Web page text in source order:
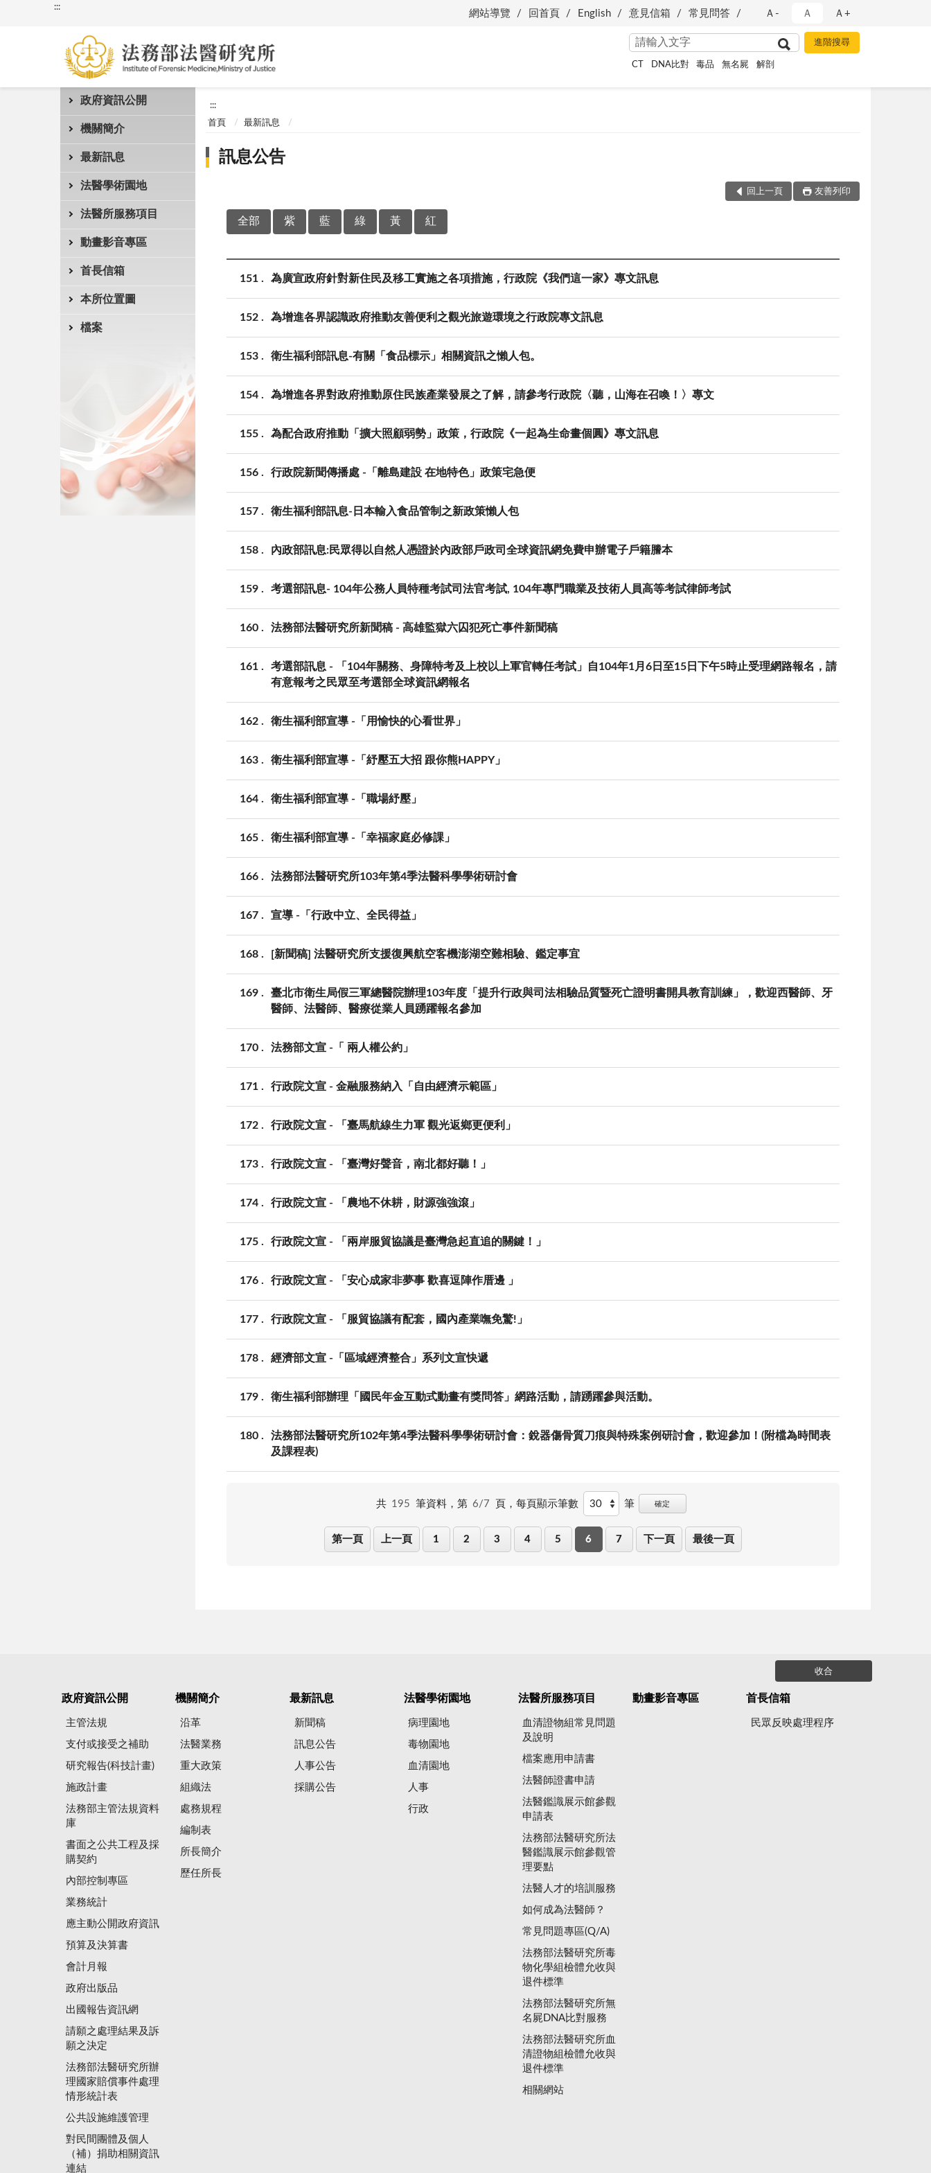
:::
網站導覽 回首頁 English 意見信箱 常見問答 Ａ- Ａ Ａ+
CT DNA比對 毒品 無名屍 解剖
政府資訊公開
機關簡介
最新訊息
法醫學術園地
法醫所服務項目
動畫影音專區
首長信箱
本所位置圖
檔案
:::
首頁 最新訊息
訊息公告
回上一頁 友善列印
全部 紫 藍 綠 黃 紅
151 為廣宣政府針對新住民及移工實施之各項措施，行政院《我們這一家》專文訊息
152 為增進各界認識政府推動友善便利之觀光旅遊環境之行政院專文訊息
153 衛生福利部訊息-有關「食品標示」相關資訊之懶人包。
154 為增進各界對政府推動原住民族產業發展之了解，請參考行政院〈聽，山海在召喚！〉專文
155 為配合政府推動「擴大照顧弱勢」政策，行政院《一起為生命畫個圓》專文訊息
156 行政院新聞傳播處 -「離島建設 在地特色」政策宅急便
157 衛生福利部訊息-日本輸入食品管制之新政策懶人包
158 內政部訊息:民眾得以自然人憑證於內政部戶政司全球資訊網免費申辦電子戶籍謄本
159 考選部訊息- 104年公務人員特種考試司法官考試, 104年專門職業及技術人員高等考試律師考試
160 法務部法醫研究所新聞稿 - 高雄監獄六囚犯死亡事件新聞稿
161
考選部訊息 - 「104年關務、身障特考及上校以上軍官轉任考試」自104年1月6日至15日下午5時止受理網路報名，請
有意報考之民眾至考選部全球資訊網報名
162 衛生福利部宣導 -「用愉快的心看世界」
163 衛生福利部宣導 -「紓壓五大招 跟你熊HAPPY」
164 衛生福利部宣導 -「職場紓壓」
165 衛生福利部宣導 -「幸福家庭必修課」
166 法務部法醫研究所103年第4季法醫科學學術研討會
167 宣導 -「行政中立、全民得益」
168 [新聞稿] 法醫研究所支援復興航空客機澎湖空難相驗、鑑定事宜
169
臺北市衛生局假三軍總醫院辦理103年度「提升行政與司法相驗品質暨死亡證明書開具教育訓練」，歡迎西醫師、牙
醫師、法醫師、醫療從業人員踴躍報名參加
170 法務部文宣 -「 兩人權公約」
171 行政院文宣 - 金融服務納入「自由經濟示範區」
172 行政院文宣 - 「臺馬航線生力軍 觀光返鄉更便利」
173 行政院文宣 - 「臺灣好聲音，南北都好聽！」
174 行政院文宣 - 「農地不休耕，財源強強滾」
175 行政院文宣 - 「兩岸服貿協議是臺灣急起直追的關鍵！」
176 行政院文宣 - 「安心成家非夢事 歡喜逗陣作厝邊 」
177 行政院文宣 - 「服貿協議有配套，國內產業嘸免驚!」
178 經濟部文宣 -「區域經濟整合」系列文宣快遞
179 衛生福利部辦理「國民年金互動式動畫有獎問答」網路活動，請踴躍參與活動。
180
法務部法醫研究所102年第4季法醫科學學術研討會：銳器傷骨質刀痕與特殊案例研討會，歡迎參加！(附檔為時間表
及課程表)
共 195 筆資料，第 6/7 頁， 每頁顯示筆數 筆 確定
第一頁 上一頁 1 2 3 4 5 6 7 下一頁 最後一頁
收合
政府資訊公開
主管法規
支付或接受之補助
研究報告(科技計畫)
施政計畫
法務部主管法規資料
庫
書面之公共工程及採
購契約
內部控制專區
業務統計
應主動公開政府資訊
預算及決算書
會計月報
政府出版品
出國報告資訊網
請願之處理結果及訴
願之決定
法務部法醫研究所辦
理國家賠償事件處理
情形統計表
公共設施維護管理
對民間團體及個人
（補）捐助相關資訊
連結
機關簡介
沿革
法醫業務
重大政策
組織法
處務規程
編制表
所長簡介
歷任所長
最新訊息
新聞稿
訊息公告
人事公告
採購公告
法醫學術園地
病理園地
毒物園地
血清園地
人事
行政
法醫所服務項目
血清證物組常見問題
及說明
檔案應用申請書
法醫師證書申請
法醫鑑識展示館參觀
申請表
法務部法醫研究所法
醫鑑識展示館參觀管
理要點
法醫人才的培訓服務
如何成為法醫師？
常見問題專區(Q/A)
法務部法醫研究所毒
物化學組檢體允收與
退件標準
法務部法醫研究所無
名屍DNA比對服務
法務部法醫研究所血
清證物組檢體允收與
退件標準
相關網站
動畫影音專區 首長信箱
民眾反映處理程序